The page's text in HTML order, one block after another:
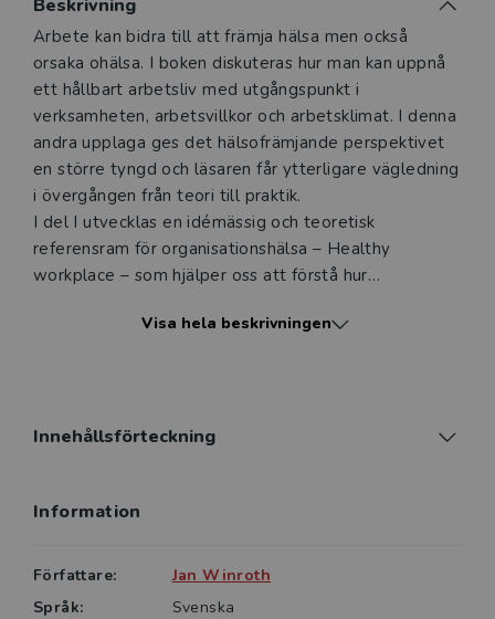
Beskrivning
Beskrivning
Arbete kan bidra till att främja hälsa men också
orsaka ohälsa. I boken diskuteras hur man kan uppnå
ett hållbart arbetsliv med utgångspunkt i
verksamheten, arbetsvillkor och arbetsklimat. I denna
andra upplaga ges det hälsofrämjande perspektivet
en större tyngd och läsaren får ytterligare vägledning
i övergången från teori till praktik.
I del I utvecklas en idémässig och teoretisk
referensram för organisationshälsa – Healthy
workplace – som hjälper oss att förstå hur
handlar det om att gå från teori till praktik genom
organisationsperspektivet även ett individperspektiv
universitet, högskolor och yrkeshögskolor. Innehållet
och hälsopedagoger men även för dem som läser
Visa hela beskrivningen
Innehållsförteckning
Information
Författare:
Jan Winroth
Språk:
Svenska